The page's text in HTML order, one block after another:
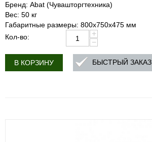
Бренд: Abat (Чувашторгтехника)
Вес: 50 кг
Габаритные размеры: 800х750х475 мм
Кол-во:
+
−
В КОРЗИНУ БЫСТРЫЙ ЗАКАЗ